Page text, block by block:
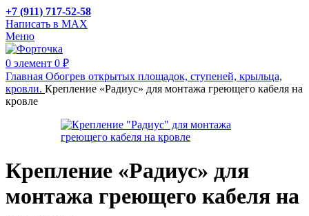
+7 (911) 717-52-58
Написать в MAX
Меню
0 элемент 0 ₽
Главная Обогрев открытых площадок, ступеней, крыльца,
кровли. Крепление «Радиус» для монтажа греющего кабеля на
кровле
Крепление «Радиус» для
монтажа греющего кабеля на